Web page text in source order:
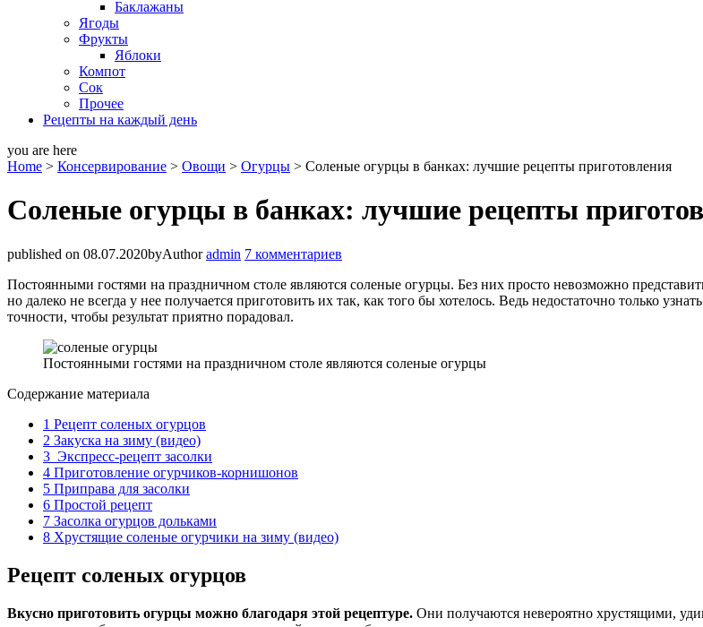
Баклажаны
Ягоды
Фрукты
Яблоки
Компот
Сок
Прочее
Рецепты на каждый день
you are here
Home > Консервирование > Овощи > Огурцы > Соленые огурцы в банках: лучшие рецепты приготовления
Соленые огурцы в банках: лучшие рецепты
published on 08.07.2020byAuthoradmin 7 комментариев
Постоянными гостями на праздничном столе являются соленые огурцы. Без них просто невозможно
но далеко не всегда у нее получается приготовить их так, как того бы хотелось. Ведь недостаточно только
точности, чтобы результат приятно порадовал.
Постоянными гостями на праздничном столе являются соленые огурцы
Содержание материала
1 Рецепт соленых огурцов
2 Закуска на зиму (видео)
3 Экспресс-рецепт засолки
4 Приготовление огурчиков-корнишонов
5 Приправа для засолки
6 Простой рецепт
7 Засолка огурцов дольками
8 Хрустящие соленые огурчики на зиму (видео)
Рецепт соленых огурцов
Вкусно приготовить огурцы можно благодаря этой рецептуре. Они получаются невероятно хрустящими,